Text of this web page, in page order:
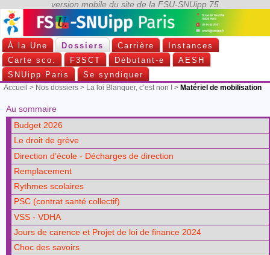
À la Une Dossiers Carrière
Instances
Carte sco.
F3SCT Débutant-e
AESH
SNUipp Paris
Se syndiquer
Accueil > Nos dossiers > La loi Blanquer, c’est non ! > Matériel de mobilisation
Au sommaire
Budget 2026
Le droit de grève
Direction d’école - Décharges de direction
Remplacement
Rythmes scolaires
PSC (contrat santé collectif)
VSS - VDHA
Jours de carence et Projet de loi de finance 2024
Choc des savoirs